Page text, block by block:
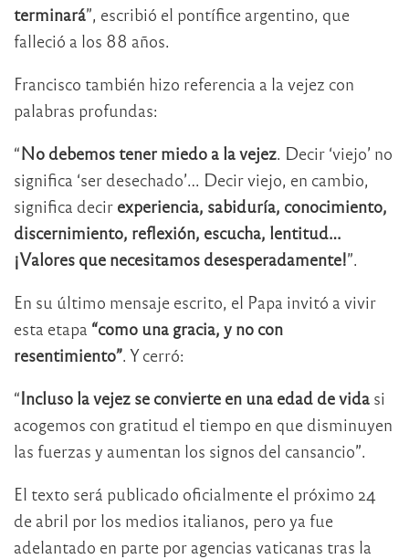
terminará”, escribió el pontífice argentino, que
falleció a los 88 años.
Francisco también hizo referencia a la vejez con
palabras profundas:
“No debemos tener miedo a la vejez. Decir ‘viejo’ no
significa ‘ser desechado’… Decir viejo, en cambio,
significa decir experiencia, sabiduría, conocimiento,
discernimiento, reflexión, escucha, lentitud…
¡Valores que necesitamos desesperadamente!”.
En su último mensaje escrito, el Papa invitó a vivir
esta etapa “como una gracia, y no con
resentimiento”. Y cerró:
“Incluso la vejez se convierte en una edad de vida si
acogemos con gratitud el tiempo en que disminuyen
las fuerzas y aumentan los signos del cansancio”.
El texto será publicado oficialmente el próximo 24
de abril por los medios italianos, pero ya fue
adelantado en parte por agencias vaticanas tras la